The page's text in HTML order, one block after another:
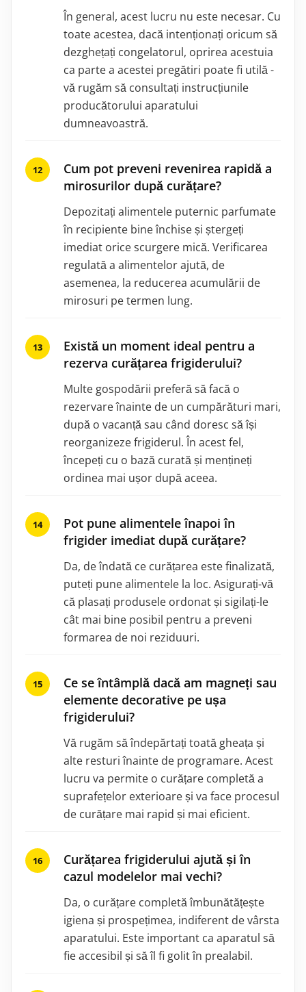
În general, acest lucru nu este necesar. Cu
toate acestea, dacă intenționați oricum să
dezghețați congelatorul, oprirea acestuia
ca parte a acestei pregătiri poate fi utilă -
vă rugăm să consultați instrucțiunile
producătorului aparatului
dumneavoastră.
Cum pot preveni revenirea rapidă a
mirosurilor după curățare?
Depozitați alimentele puternic parfumate
în recipiente bine închise și ștergeți
imediat orice scurgere mică. Verificarea
regulată a alimentelor ajută, de
asemenea, la reducerea acumulării de
mirosuri pe termen lung.
Există un moment ideal pentru a
rezerva curățarea frigiderului?
Multe gospodării preferă să facă o
rezervare înainte de un cumpărături mari,
după o vacanță sau când doresc să își
reorganizeze frigiderul. În acest fel,
începeți cu o bază curată și mențineți
ordinea mai ușor după aceea.
Pot pune alimentele înapoi în
frigider imediat după curățare?
Da, de îndată ce curățarea este finalizată,
puteți pune alimentele la loc. Asigurați-vă
că plasați produsele ordonat și sigilați-le
cât mai bine posibil pentru a preveni
formarea de noi reziduuri.
Ce se întâmplă dacă am magneți sau
elemente decorative pe ușa
frigiderului?
Vă rugăm să îndepărtați toată gheața și
alte resturi înainte de programare. Acest
lucru va permite o curățare completă a
suprafețelor exterioare și va face procesul
de curățare mai rapid și mai eficient.
Curățarea frigiderului ajută și în
cazul modelelor mai vechi?
Da, o curățare completă îmbunătățește
igiena și prospețimea, indiferent de vârsta
aparatului. Este important ca aparatul să
fie accesibil și să îl fi golit în prealabil.